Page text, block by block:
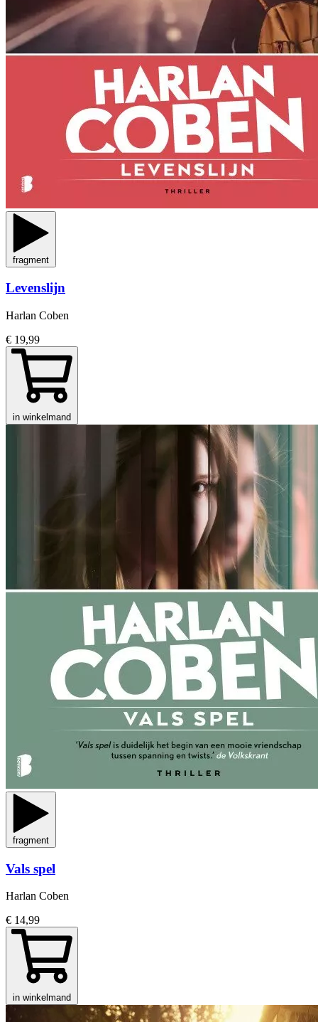
fragment
Levenslijn
Harlan Coben
€ 19,99
in winkelmand
fragment
Vals spel
Harlan Coben
€ 14,99
in winkelmand